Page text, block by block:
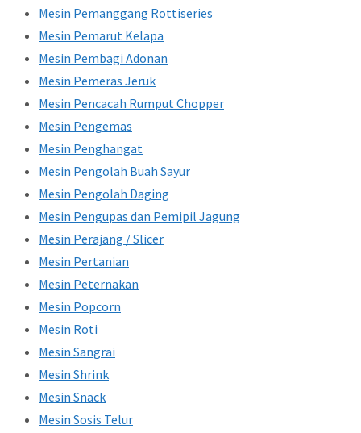
Mesin Pemanggang Rottiseries
Mesin Pemarut Kelapa
Mesin Pembagi Adonan
Mesin Pemeras Jeruk
Mesin Pencacah Rumput Chopper
Mesin Pengemas
Mesin Penghangat
Mesin Pengolah Buah Sayur
Mesin Pengolah Daging
Mesin Pengupas dan Pemipil Jagung
Mesin Perajang / Slicer
Mesin Pertanian
Mesin Peternakan
Mesin Popcorn
Mesin Roti
Mesin Sangrai
Mesin Shrink
Mesin Snack
Mesin Sosis Telur